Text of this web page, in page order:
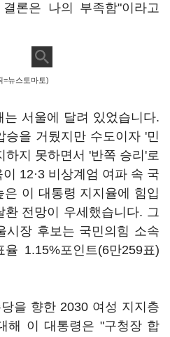
론은 나의 부족함"이라고
=뉴스토마토)
서울에 달려 있었습니다.
승을 거뒀지만 수도이자 '민
하지 못하면서 '반쪽 승리'로
12·3 비상계엄 여파 속 국
이 대통령 지지율에 힘입
전망이 우세했습니다. 그
시장 후보는 국민의힘 소속
1.15%포인트(6만259표)
을 향한 2030 여성 지지층
해 이 대통령은 "구청장 합